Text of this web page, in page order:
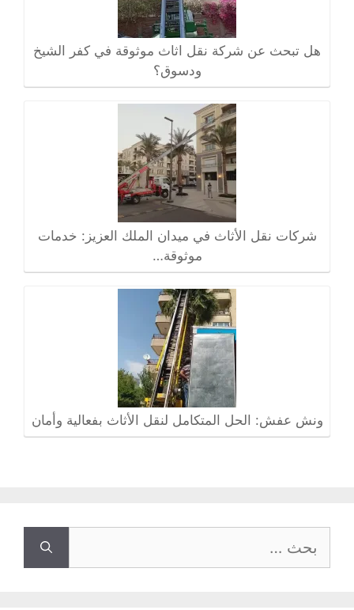
هل تبحث عن شركة نقل اثاث موثوقة في كفر الشيخ
ودسوق؟
شركات نقل الأثاث في ميدان الملك العزيز: خدمات
موثوقة…
ونش عفش: الحل المتكامل لنقل الأثاث بفعالية وأمان
عن: